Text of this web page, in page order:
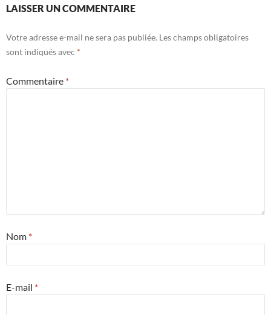
LAISSER UN COMMENTAIRE
Votre adresse e-mail ne sera pas publiée. Les champs obligatoires
sont indiqués avec *
Commentaire *
Nom *
E-mail *